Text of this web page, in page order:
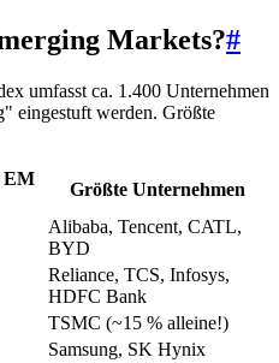
Markets?#
umfasst ca. 1.400 Unternehmen
eingestuft werden. Größte
EM
Größte Unternehmen
Alibaba, Tencent, CATL,
BYD
Reliance, TCS, Infosys,
HDFC Bank
TSMC (~15 % alleine!)
Samsung, SK Hynix